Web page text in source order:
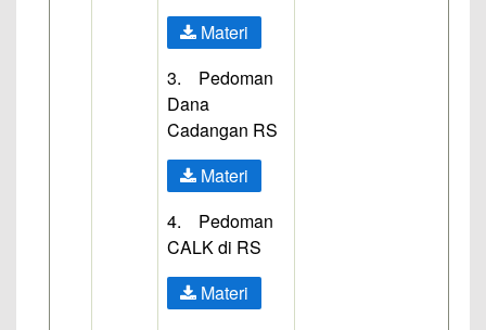
Materi
3. Pedoman
Dana
Cadangan RS
Materi
4. Pedoman
CALK di RS
Materi